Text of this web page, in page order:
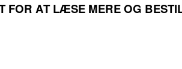
FOR AT LÆSE MERE OG